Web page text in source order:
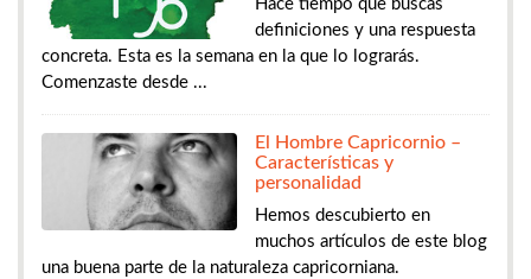
Hace tiempo que buscas
definiciones y una respuesta
concreta. Esta es la semana en la que lo lograrás.
Comenzaste desde ...
El Hombre Capricornio –
Características y
personalidad
Hemos descubierto en
muchos artículos de este blog
una buena parte de la naturaleza capricorniana.